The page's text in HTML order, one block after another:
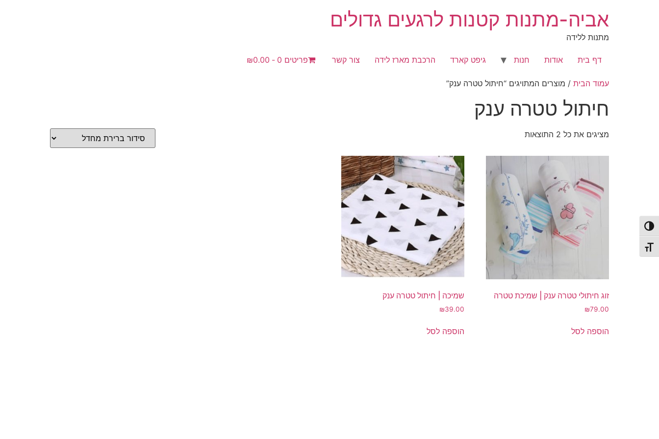
הפעל/כבה ניגודיות גבוהה
מתג גודל גופן
אביה-מתנות קטנות לרגעים גדולים
מתנות ללידה
דף בית אודות חנות גיפט קארד הרכבת מארז לידה צור קשר פריטים 0 ₪0.00
עמוד הבית / מוצרים המתויגים “חיתול טטרה ענק”
חיתול טטרה ענק
מציגים את כל ⁦2⁩ התוצאות
זוג חיתולי טטרה ענק | שמיכת טטרה
₪79.00
הוספה לסל
שמיכה | חיתול טטרה ענק
₪39.00
הוספה לסל